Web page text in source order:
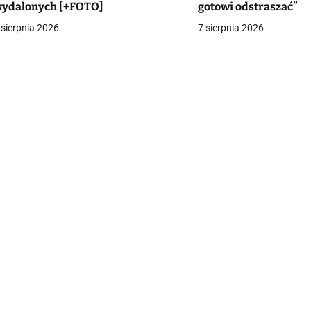
[+FOTO]
2026
gotowi odstraszać”
7 sierpnia 2026